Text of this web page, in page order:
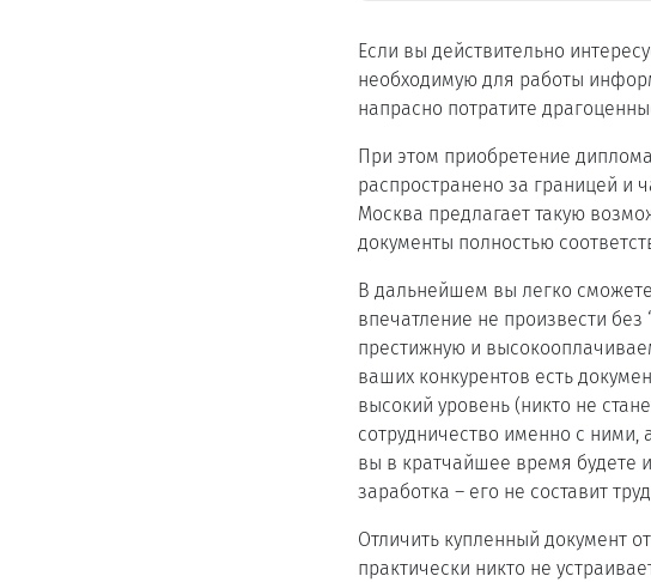
Если вы действительно
необходимую для работы
напрасно потратите
При этом приобретение
распространено за границей и
Москва предлагает такую
документы полностью
В дальнейшем вы легко
впечатление не произвести
престижную и
ваших конкурентов есть
высокий уровень (никто не
сотрудничество именно с ними,
вы в кратчайшее время будете
заработка – его не составит
Отличить купленный документ
практически никто не